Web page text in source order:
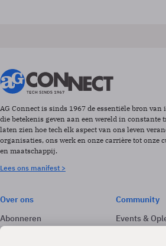
AG Connect is sinds 1967 de essentiële bron
die betekenis geven aan een wereld in constante
laten zien hoe tech elk aspect van ons leven
organisaties, ons werk en onze carrière tot onze
en maatschappij.
Lees ons manifest >
Over ons
Abonneren
Adverteren
Community
Events &